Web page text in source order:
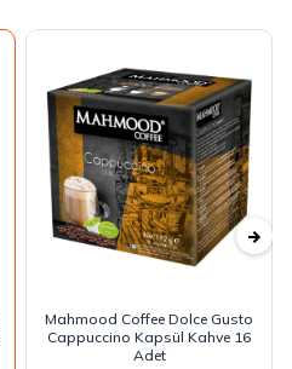
Mahmood Coffee Dolce Gusto
Cappuccino Kapsül Kahve 16
Adet